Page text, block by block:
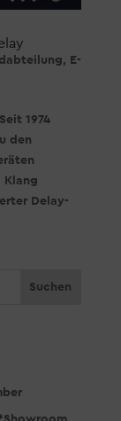
, E-
1974
den
Klang
Delay-